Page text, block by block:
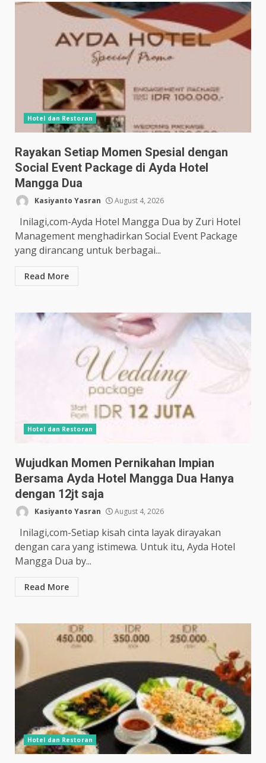
Hotel dan Restoran
Rayakan Setiap Momen Spesial dengan
Social Event Package di Ayda Hotel
Mangga Dua
Kasiyanto Yasran August 4, 2026
Inilagi,com-Ayda Hotel Mangga Dua by Zuri Hotel
Management menghadirkan Social Event Package
yang dirancang untuk berbagai...
Read More
Hotel dan Restoran
Wujudkan Momen Pernikahan Impian
Bersama Ayda Hotel Mangga Dua Hanya
dengan 12jt saja
Kasiyanto Yasran August 4, 2026
Inilagi,com-Setiap kisah cinta layak dirayakan
dengan cara yang istimewa. Untuk itu, Ayda Hotel
Mangga Dua by...
Read More
Hotel dan Restoran